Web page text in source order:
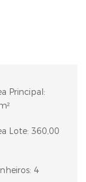
Principal:
Lote: 360,00
4